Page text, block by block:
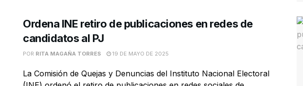
Ordena INE retiro de publicaciones en redes de
candidatos al PJ
POR RITA MAGAÑA TORRES 19 DE MAYO DE 2025
La Comisión de Quejas y Denuncias del Instituto Nacional Electoral